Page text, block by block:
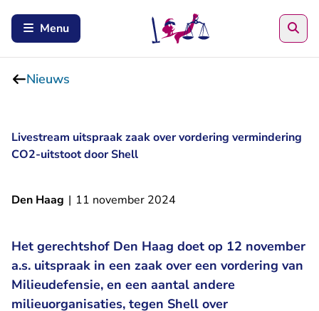
Menu
Nieuws
Livestream uitspraak zaak over vordering vermindering
CO2-uitstoot door Shell
Den Haag | 11 november 2024
Het gerechtshof Den Haag doet op 12 november
a.s. uitspraak in een zaak over een vordering van
Milieudefensie, en een aantal andere
milieuorganisaties, tegen Shell over